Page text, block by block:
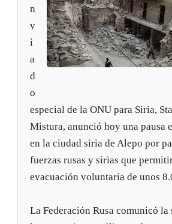
n
v
i
a
d
o
especial de la ONU para Siria,
Mistura, anunció hoy una pausa
en la ciudad siria de Alepo por
fuerzas rusas y sirias que
evacuación voluntaria de unos
La Federación Rusa comunicó la